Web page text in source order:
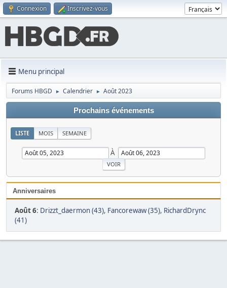
Connexion Inscrivez-vous
Menu principal
Forums HBGD ► Calendrier ► Août 2023
Prochains événements
LISTE MOIS SEMAINE
À
Anniversaires
Août 6: Drizzt_daermon (43), Fancorewaw (35), RichardDrync
(41)